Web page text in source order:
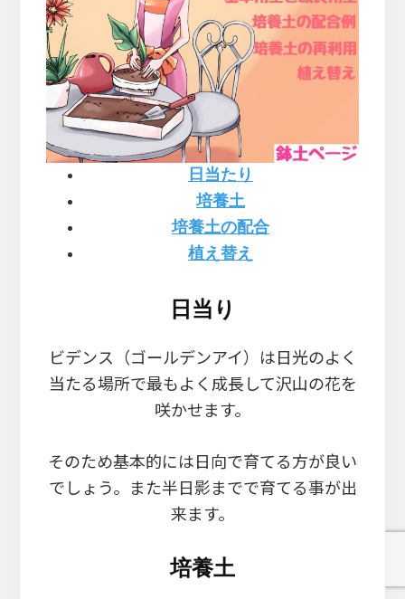
日当たり
培養土
培養土の配合
植え替え
日当り
ビデンス（ゴールデンアイ）は日光のよく
当たる場所で最もよく成長して沢山の花を
咲かせます。
そのため基本的には日向で育てる方が良い
でしょう。また半日影までで育てる事が出
来ます。
培養土